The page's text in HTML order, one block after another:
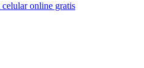
celular online gratis